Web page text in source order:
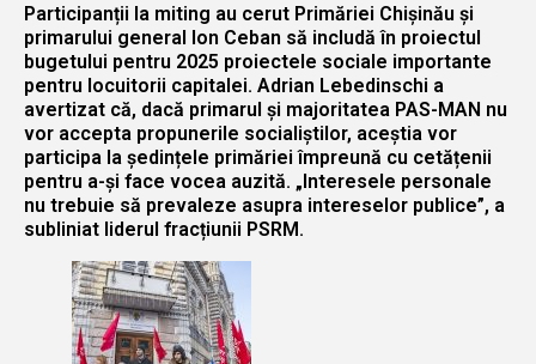
Participanții la miting au cerut Primăriei Chișinău și
primarului general Ion Ceban să includă în proiectul
bugetului pentru 2025 proiectele sociale importante
pentru locuitorii capitalei. Adrian Lebedinschi a
avertizat că, dacă primarul și majoritatea PAS-MAN nu
vor accepta propunerile socialiștilor, aceștia vor
participa la ședințele primăriei împreună cu cetățenii
pentru a-și face vocea auzită. „Interesele personale
nu trebuie să prevaleze asupra intereselor publice”, a
subliniat liderul fracțiunii PSRM.